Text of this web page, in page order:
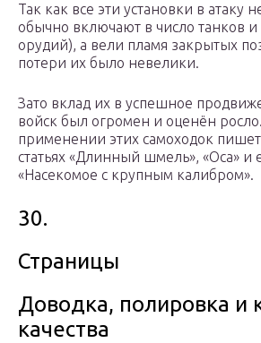
Так как все эти установки в атаку
обычно включают в число танков
орудий), а вели пламя закрытых
потери их было невелики.
Зато вклад их в успешное
войск был огромен и оценён
применении этих самоходок
статьях «Длинный шмель», «Оса» и
«Насекомое с крупным калибром».
30.
Страницы
Доводка, полировка и
качества